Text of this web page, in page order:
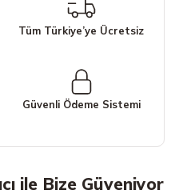
Tüm Türkiye’ye Ücretsiz
Güvenli Ödeme Sistemi
ile Bize Güveniyor